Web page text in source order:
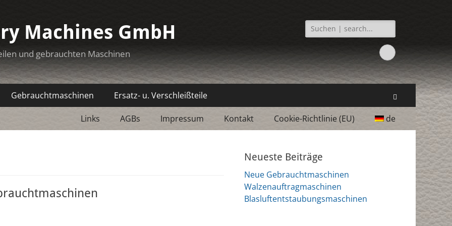
Machines GmbH
und gebrauchten Maschinen
Suchen
nach:
Facebook
Gebrauchtmaschinen Ersatz- u. Verschleißteile Suchen
Links AGBs Impressum Kontakt Cookie-Richtlinie (EU) de
Neueste Beiträge
Neue Gebrauchtmaschinen
Walzenauftragmaschinen
Blasluftentstaubungsmaschinen